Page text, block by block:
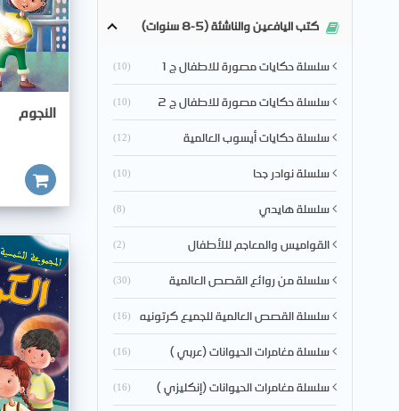
النجوم
أضف للسلة
كتب اليافعين والناشئة (5-8 سنوات)
سلسلة حكايات مصورة للاطفال ج 1 (10)
سلسلة حكايات مصورة للاطفال ج 2 (10)
سلسلة حكايات أيسوب العالمية (12)
سلسلة نوادر جحا (10)
سلسلة هايدي (8)
القواميس والمعاجم لللأطفال (2)
سلسلة من روائع القصص العالمية (30)
سلسلة القصص العالمية للجميع كرتونيه (16)
سلسلة مغامرات الحيوانات (عربي ) (16)
سلسلة مغامرات الحيوانات (إنكليزي ) (16)